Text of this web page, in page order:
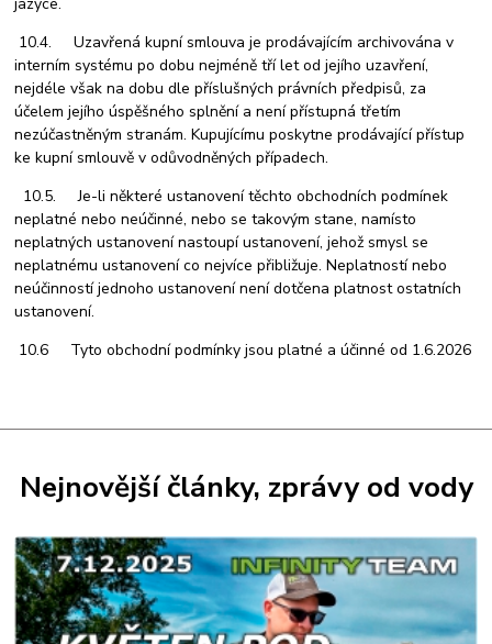
10.4. Uzavřená kupní smlouva je prodávajícím archivována v
interním systému po dobu nejméně tří let od jejího uzavření,
nejdéle však na dobu dle příslušných právních předpisů, za
účelem jejího úspěšného splnění a není přístupná třetím
nezúčastněným stranám. Kupujícímu poskytne prodávající přístup
ke kupní smlouvě v odůvodněných případech.
10.5. Je-li některé ustanovení těchto obchodních podmínek
neplatné nebo neúčinné, nebo se takovým stane, namísto
neplatných ustanovení nastoupí ustanovení, jehož smysl se
neplatnému ustanovení co nejvíce přibližuje. Neplatností nebo
neúčinností jednoho ustanovení není dotčena platnost ostatních
ustanovení.
10.6 Tyto obchodní podmínky jsou platné a účinné od 1.6.2026
Nejnovější články, zprávy od vody